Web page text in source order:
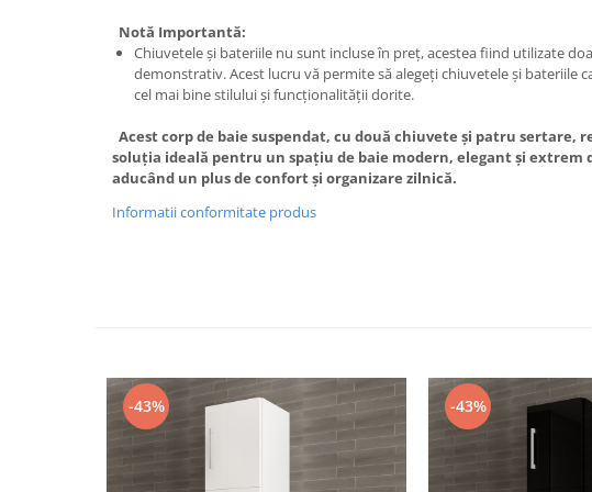
Notă Importantă:
Chiuvetele și bateriile nu sunt incluse în preț, acestea fiind utilizate
demonstrativ. Acest lucru vă permite să alegeți chiuvetele și bateriile
cel mai bine stilului și funcționalității dorite.
Acest corp de baie suspendat, cu două chiuvete și patru sertare,
soluția ideală pentru un spațiu de baie modern, elegant și extrem
aducând un plus de confort și organizare zilnică.
Informatii conformitate produs
-43% -43%